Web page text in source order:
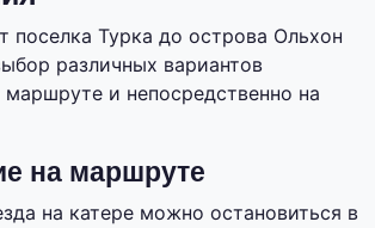
поселка Турка до острова Ольхон
различных вариантов
и непосредственно на
на маршруте
на катере можно остановиться в